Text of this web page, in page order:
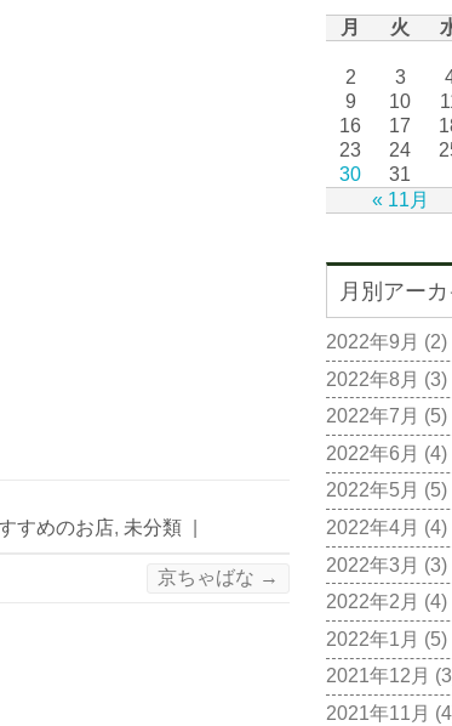
すめのお店, 未分類
京ちゃばな →
月 火
« 11月
2
3
9
10
16
17
23
24
30
31
月別アー
2022年9月 (2)
2022年8月 (3)
2022年7月 (5)
2022年6月 (4)
2022年5月 (5)
2022年4月 (4)
2022年3月 (3)
2022年2月 (4)
2022年1月 (5)
2021年12月
2021年11月